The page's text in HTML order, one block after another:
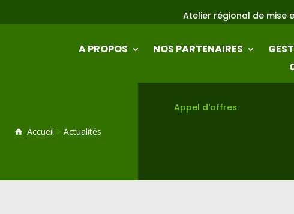
Atelier régional de mise en oeuvre et du
A PROPOS NOS PARTENAIRES
Accueil > Actualités
Appel d'offres